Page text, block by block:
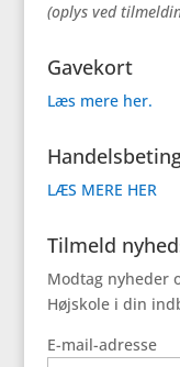
(oplys ved
Gavekort
Læs mere her.
LÆS MERE HER
Tilmeld
Modtag nyheder
Højskole i din
E-mail-adresse